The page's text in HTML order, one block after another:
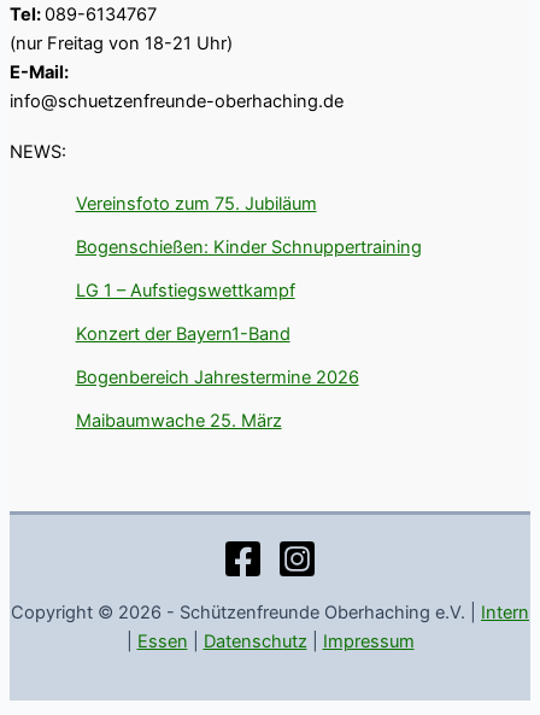
Tel:089-6134767
(nur Freitag von 18-21 Uhr)
E-Mail:
info@schuetzenfreunde-oberhaching.de
NEWS:
Vereinsfoto zum 75. Jubiläum
Bogenschießen: Kinder Schnuppertraining
LG 1 – Aufstiegswettkampf
Konzert der Bayern1-Band
Bogenbereich Jahrestermine 2026
Maibaumwache 25. März
Copyright © 2026 - Schützenfreunde Oberhaching e.V. | Intern
Essen Datenschutz| Impressum